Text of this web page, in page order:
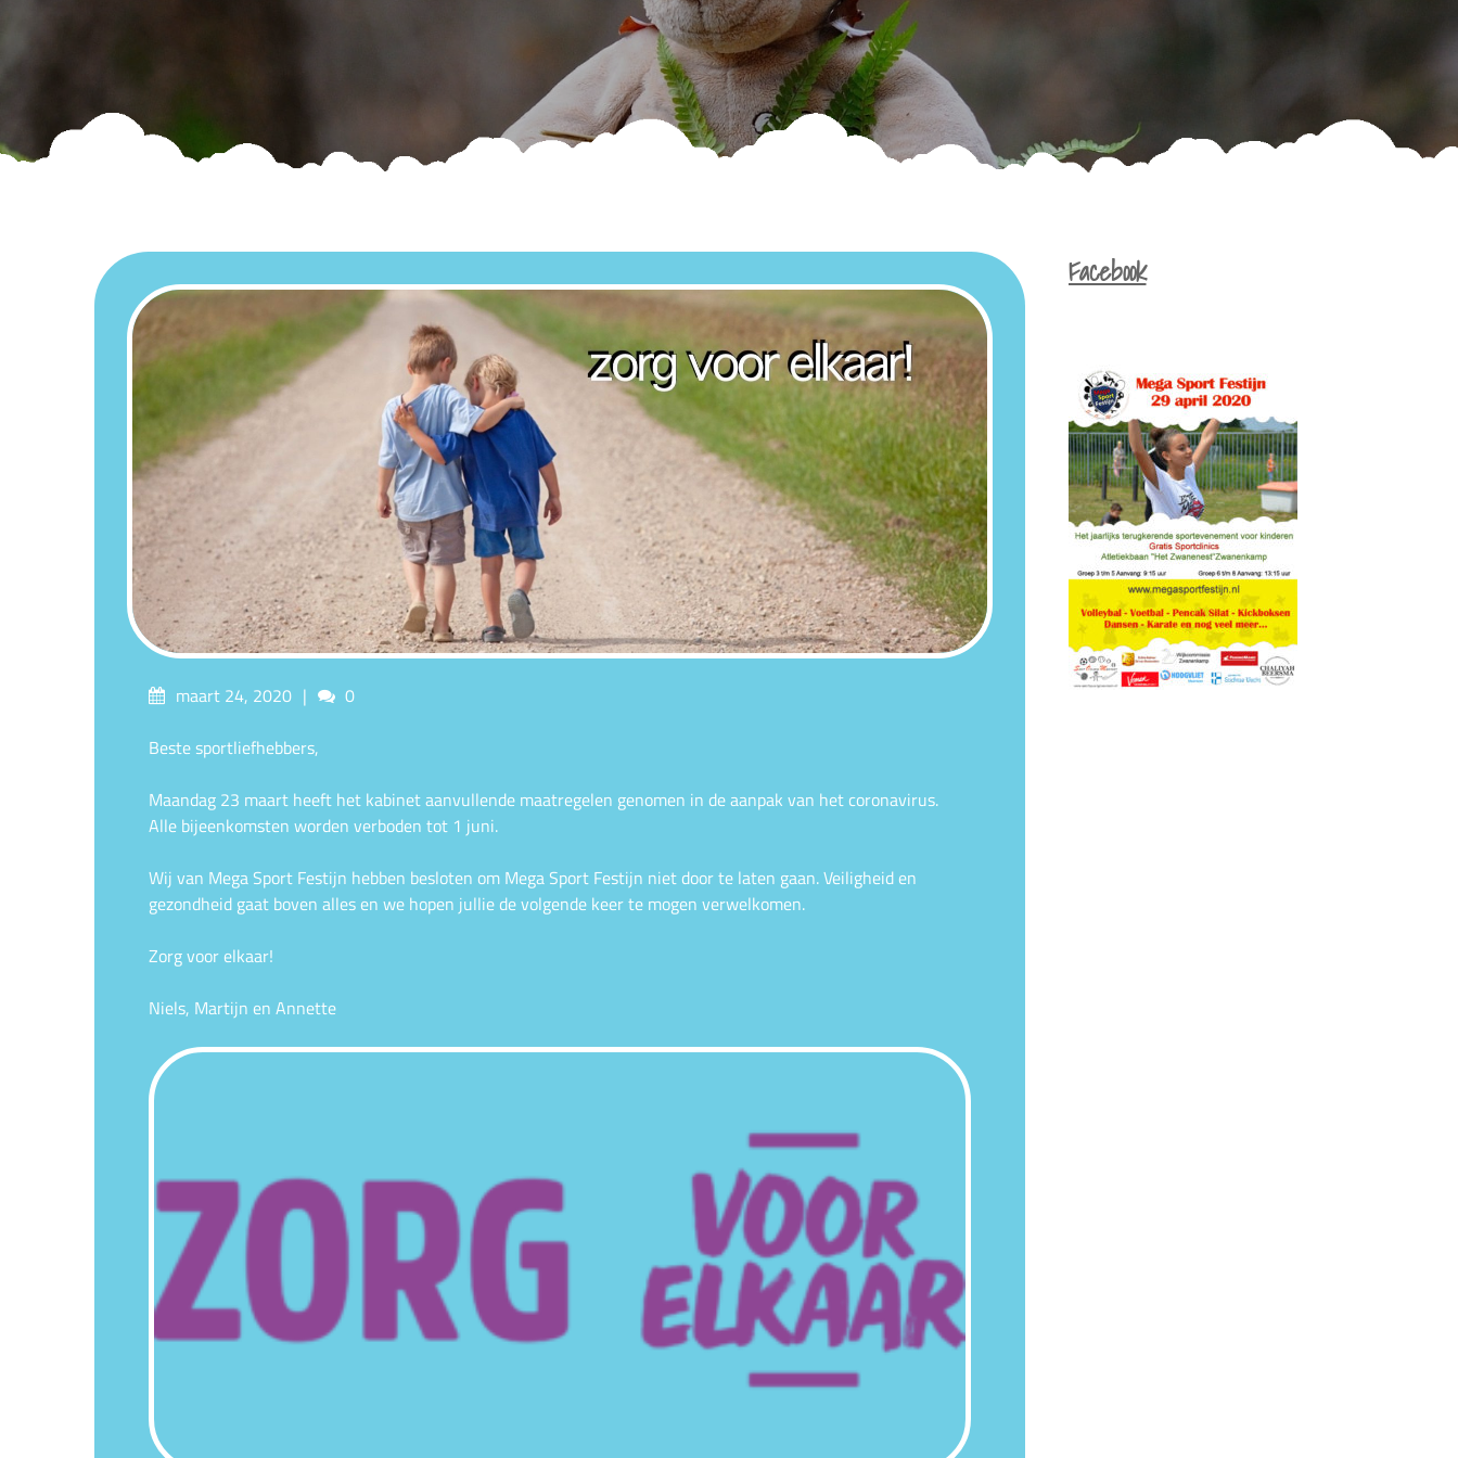
Postedmaart 24, 2020 Comments
0
Beste sportliefhebbers,
Maandag 23 maart heeft het kabinet aanvullende maatregelen genomen in de aanpak van het coronavirus.
Alle bijeenkomsten worden verboden tot 1 juni.
Wij van Mega Sport Festijn hebben besloten om Mega Sport Festijn niet door te laten gaan. Veiligheid en
gezondheid gaat boven alles en we hopen jullie de volgende keer te mogen verwelkomen.
Zorg voor elkaar!
Niels, Martijn en Annette
Facebook